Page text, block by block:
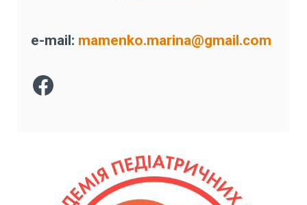
e-mail: mamenko.marina@gmail.com
Facebook